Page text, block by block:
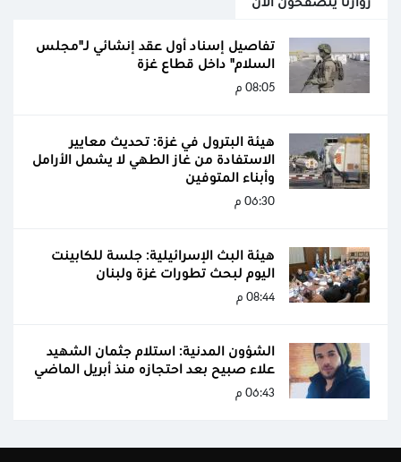
تفاصيل إسناد أول عقد إنشائي لـ"مجلس
السلام" داخل قطاع غزة
08:05 م
هيئة البترول في غزة: تحديث معايير
الاستفادة من غاز الطهي لا يشمل الأرامل
وأبناء المتوفين
06:30 م
هيئة البث الإسرائيلية: جلسة للكابينت
اليوم لبحث تطورات غزة ولبنان
08:44 م
الشؤون المدنية: استلام جثمان الشهيد
علاء صبيح بعد احتجازه منذ أبريل الماضي
06:43 م